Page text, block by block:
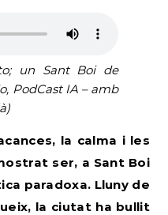
un Sant Boi de
PodCast IA – amb
la calma i les
ser, a Sant Boi
paradoxa. Lluny de
la ciutat ha bullit